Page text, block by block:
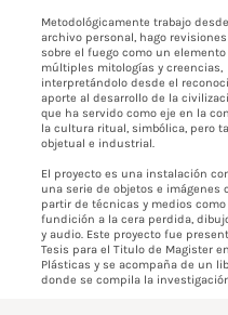
Metodológicamente trabajo
archivo personal, hago
sobre el fuego como un
múltiples mitologías y creencias,
interpretándolo desde el
aporte al desarrollo de la
que ha servido como eje en la
la cultura ritual, simbólica, pero
objetual e industrial.
El proyecto es una instalación
una serie de objetos e imágenes
partir de técnicas y medios como
fundición a la cera perdida,
y audio. Este proyecto fue
Tesis para el Titulo de Magister
Plásticas y se acompaña de un
donde se compila la